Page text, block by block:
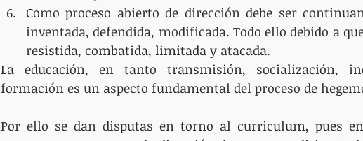
Como proceso abierto de dirección debe ser
inventada, defendida, modificada. Todo ello debido a
resistida, combatida, limitada y atacada.
La educación, en tanto transmisión, socialización,
formación es un aspecto fundamental del proceso de
Por ello se dan disputas en torno al curriculum, pues